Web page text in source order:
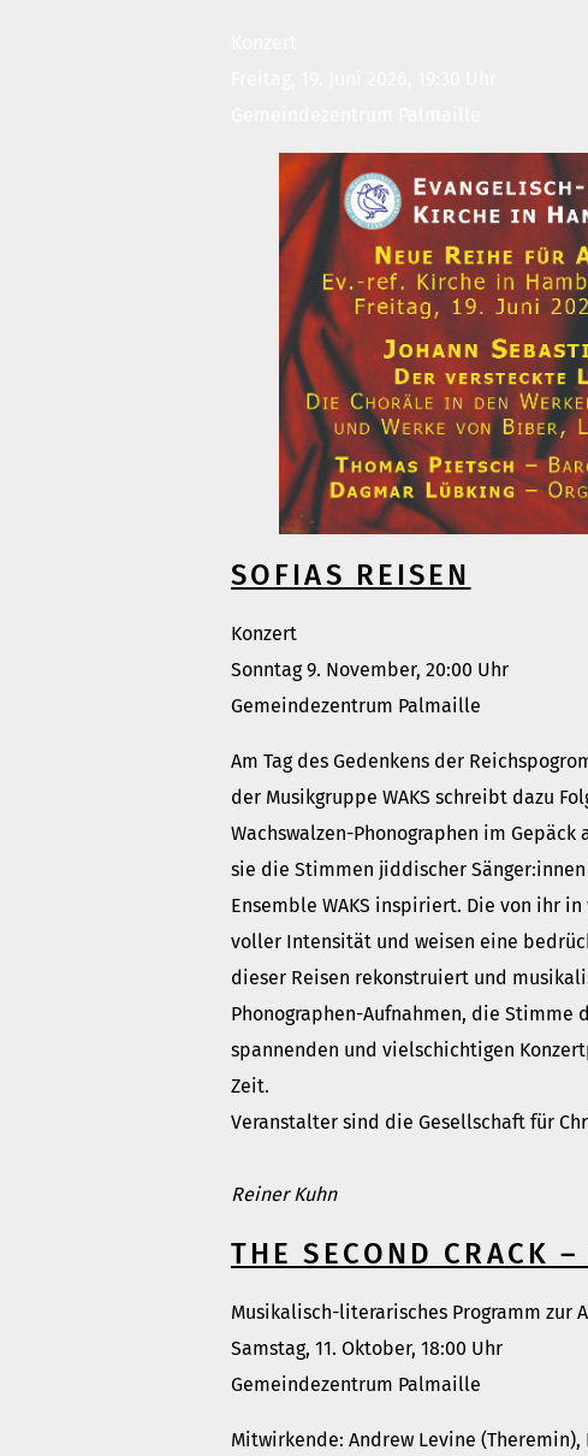
SOFIAS REISEN
Konzert
Sonntag 9. November, 20:00 Uhr
Gemeindezentrum Palmaille
Am Tag des Gedenkens der
der Musikgruppe WAKS schreibt dazu
Wachswalzen-Phonographen im
sie die Stimmen jiddischer
Ensemble WAKS inspiriert. Die von ihr
voller Intensität und weisen eine
dieser Reisen rekonstruiert und
Phonographen-Aufnahmen, die Stimme
spannenden und vielschichtigen
Zeit.
Veranstalter sind die Gesellschaft für
Reiner Kuhn
THE SECOND CRACK
Musikalisch-literarisches Programm zur
Samstag, 11. Oktober, 18:00 Uhr
Gemeindezentrum Palmaille
Mitwirkende: Andrew Levine (Theremin),